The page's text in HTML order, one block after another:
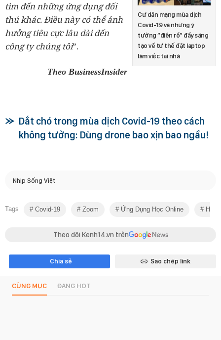
Cư dân mạng mùa dịch
Covid-19 và những ý
tưởng “điên rồ” đầy sáng
tạo về tư thế đặt laptop
làm việc tại nhà
tìm đến những ứng dụng đối
thủ khác. Điều này có thể ảnh
hưởng tiêu cực lâu dài đến
công ty chúng tôi”.
Theo BusinessInsider
Dắt chó trong mùa dịch Covid-19 theo cách
không tưởng: Dùng drone bao xịn bao ngầu!
Nhịp Sống Việt
Tags Covid-19 Zoom Ứng Dụng Học Online Học
Theo dõi Kenh14.vn trên
Chia sẻ Sao chép link
CÙNG MỤC ĐANG HOT